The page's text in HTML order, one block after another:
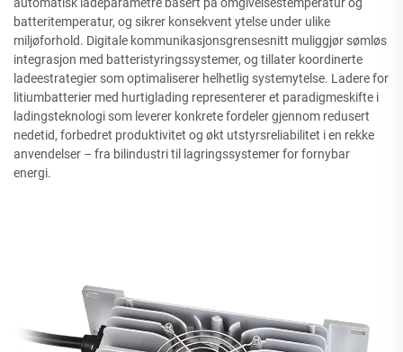
batteritemperatur, og sikrer konsekvent ytelse under ulike
miljøforhold. Digitale kommunikasjonsgrensesnitt muliggjør sømløs
integrasjon med batteristyringssystemer, og tillater koordinerte
ladeestrategier som optimaliserer helhetlig systemytelse. Ladere for
litiumbatterier med hurtiglading representerer et paradigmeskifte i
ladingsteknologi som leverer konkrete fordeler gjennom redusert
nedetid, forbedret produktivitet og økt utstyrsreliabilitet i en rekke
anvendelser – fra bilindustri til lagringssystemer for fornybar
energi.